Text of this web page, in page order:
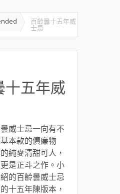
百齡曇十五年威
士忌
十五年威
威士忌一向有不
本款的價廉物
純麥清甜可人，
是正斗之作。小
的百齡曇威士忌
十五年陳版本，